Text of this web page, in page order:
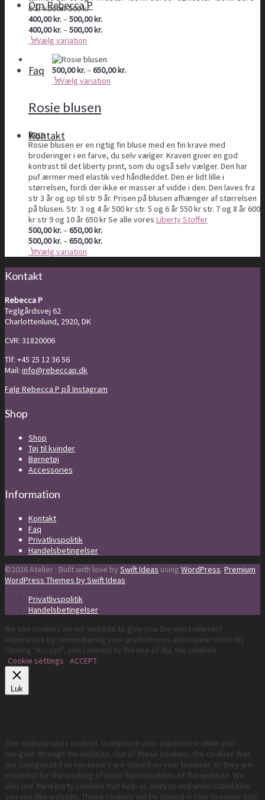
Om Rebecca P
Faq
Kontakt
6 år koster 500 kr
400,00kr.–500,00kr.Prisinterval:
400,00 kr.
400,00kr.–500,00kr.Prisinterval:
500,00 kr.
Vælg variation
500,00kr.–650,00kr.Prisinterval:
Vælg variation
Rosie blusen
Børn
Rosie blusen er en rigtig fin bluse med en fin krave med
broderinger i en farve, du selv vælger. Kraven giver en god
kontrast til det liberty print, som du også selv vælger. Den har
puf ærmer med elastik ved håndleddet. Den er lidt lille i
størrelsen, fordi der ikke er masser af vidde i den. Den laves fra
str 3 år og op til str 9 år. Prisen på blusen afhænger af størrelsen
på blusen. Str. 3 og 4 år 500 kr str. 5 og 6 år 550 kr str. 7 og 8 år 600
kr str 9 og 10 år 650 kr Se alle vores Liberty Stoffer
500,00kr.–650,00kr.Prisinterval:
500,00 kr.
500,00kr.–650,00kr.Prisinterval:
Vælg variation
Kontakt
Rebecca P
Teglgårdsvej 62
Charlottenlund, 2920, DK
CVR: 31820006
Tlf: +45 25 12 36 56
Mail: info@rebeccap.dk
Følg Rebecca P på Instagram
Shop
Shop
Tøj til kvinder
Børnetøj
Accessories
Information
Kontakt
Faq
Privatlivspolitik
Handelsbetingelser
©2026 Atelier · Built with love by Swift Ideas using WordPress. Premium
WordPress Themes by Swift Ideas
Privatlivspolitik
Handelsbetingelser
We use cookies on our website to give you the most relevant
experience by remembering your preferences and repeat visits. By
clicking “Accept”, you consent to the use of ALL the cookies.
Cookie settings
ACCEPT
Luk
This website uses cookies to improve your experience while you
navigate through the website. Out of these cookies, the cookies that
are categorized as necessary are stored on your browser as they are
essential for the working of basic functionalities of the website. We
also use third-party cookies that help us analyze and understand how
you use this website. These cookies will be stored in your browser only